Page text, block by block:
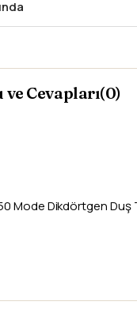
ürünler için
gerekmektedir.
Cevapları(0)
Mode Dikdörtgen Duş